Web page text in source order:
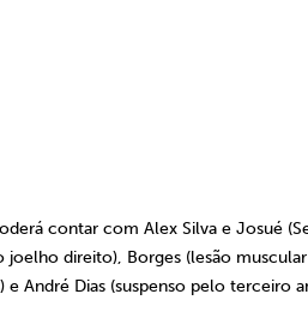
contar com Alex Silva e Josué
joelho direito), Borges (lesão
André Dias (suspenso pelo terceiro